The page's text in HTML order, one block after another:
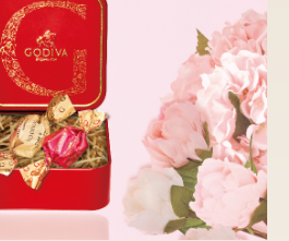
新品 / 季節性商品
歡聚系列
百年限定系列
冰享系列